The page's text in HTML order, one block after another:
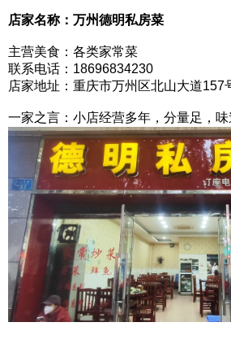
店家名称：万州德明私房菜
主营美食：各类家常菜
联系电话：18696834230
店家地址：重庆市万州区北山大道157
一家之言：小店经营多年，分量足，味